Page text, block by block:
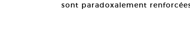
sont paradoxalement